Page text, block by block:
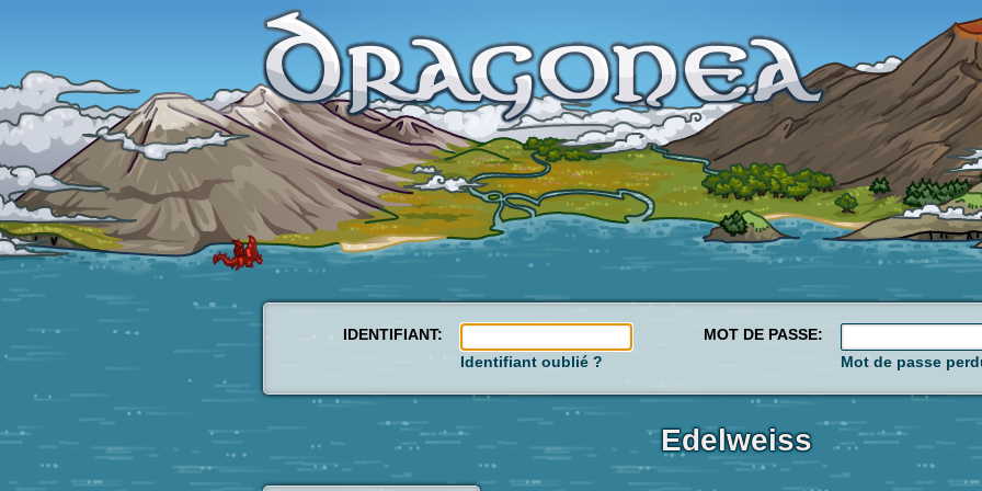
IDENTIFIANT:
Identifiant oublié ?
MOT DE PASSE:
Mot de passe
Edelweiss